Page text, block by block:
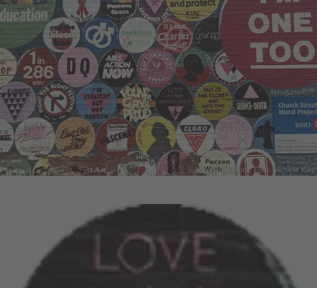
© William Craddock, Foto: Michelle Kay